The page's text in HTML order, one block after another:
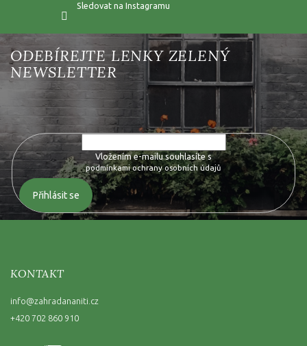
Sledovat na Instagramu
Vložte svůj e-mail a my vám budeme zasílat informace o nových
produktech na našem e-shopu.
Vložením e-mailu souhlasíte s
podmínkami ochrany osobních údajů
Přihlásit se
KONTAKT
info@zahradananiti.cz
+420 702 860 910